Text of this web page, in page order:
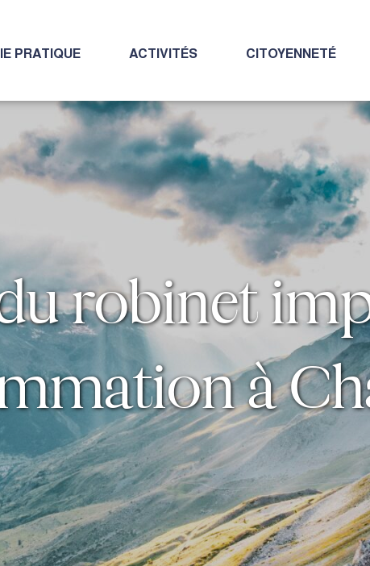
PRATIQUE ACTIVITÉS CITOYENNETÉ
robinet
à